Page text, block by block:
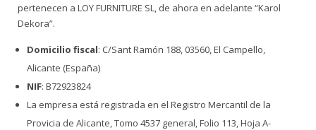
pertenecen a LOY FURNITURE SL, de ahora en adelante “Karol
Dekora”.
Domicilio fiscal: C/Sant Ramón 188, 03560, El Campello,
Alicante (España)
NIF: B72923824
La empresa está registrada en el Registro Mercantil de la
Provicia de Alicante, Tomo 4537 general, Folio 113, Hoja A-